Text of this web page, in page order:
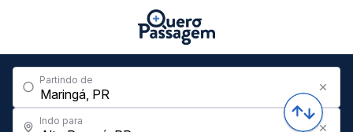
Partindo de
Indo para